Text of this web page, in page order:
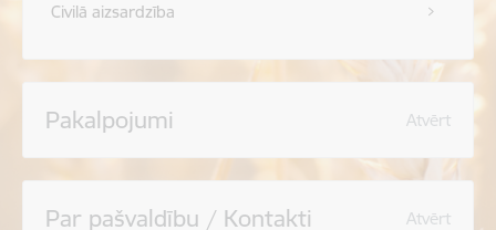
Civilā aizsardzība
Pakalpojumi Atvērt
Par pašvaldību / Kontakti Atvērt